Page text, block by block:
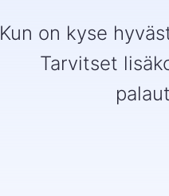
Kun on kyse
Tarvitset